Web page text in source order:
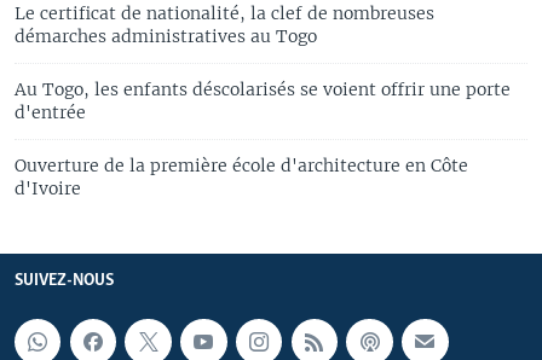
Le certificat de nationalité, la clef de nombreuses
démarches administratives au Togo
Au Togo, les enfants déscolarisés se voient offrir une porte
d'entrée
Ouverture de la première école d'architecture en Côte
d'Ivoire
SUIVEZ-NOUS